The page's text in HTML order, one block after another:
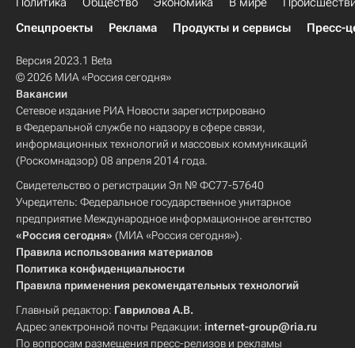
Спецпроекты
Реклама Продукты и сервисы Пресс-
Версия 2023.1 Beta
© 2026 МИА «Россия сегодня»
Вакансии
Сетевое издание РИА Новости зарегистрировано
в Федеральной службе по надзору в сфере связи,
информационных технологий и массовых коммуникаций
(Роскомнадзор) 08 апреля 2014 года.
Свидетельство о регистрации Эл № ФС77-57640
Учредитель: Федеральное государственное унитарное
предприятие Международное информационное агентство
«Россия сегодня» (МИА «Россия сегодня»).
Правила использования материалов
Политика конфиденциальности
Правила применения рекомендательных технологий
Главный редактор: Гаврилова А.В.
Адрес электронной почты Редакции: internet-group@ria.ru
По вопросам размещения пресс-релизов и рекламы